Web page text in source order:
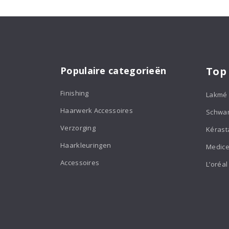
Populaire categorieën
Finishing
Haarwerk Accessoires
Verzorging
Haarkleuringen
Accessoires
Lakmé